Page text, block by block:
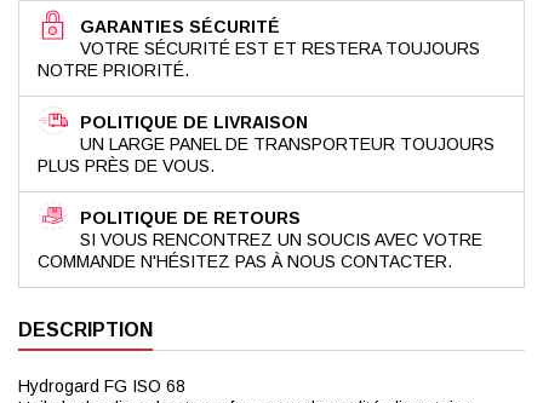
GARANTIES SÉCURITÉ
VOTRE SÉCURITÉ EST ET RESTERA TOUJOURS
NOTRE PRIORITÉ.
POLITIQUE DE LIVRAISON
UN LARGE PANEL DE TRANSPORTEUR TOUJOURS
PLUS PRÈS DE VOUS.
POLITIQUE DE RETOURS
SI VOUS RENCONTREZ UN SOUCIS AVEC VOTRE
COMMANDE N'HÉSITEZ PAS À NOUS CONTACTER.
DESCRIPTION
Hydrogard FG ISO 68